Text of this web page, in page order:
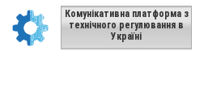
Комунікативна платформа з
технічного регулювання в
Україні